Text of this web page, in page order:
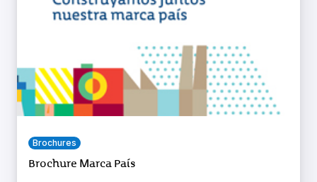
Brochures
Brochure Marca País